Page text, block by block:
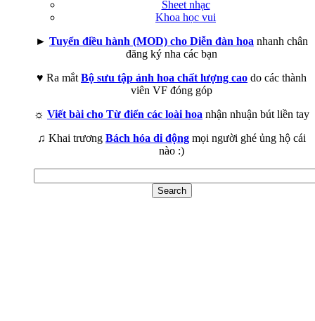
Sheet nhạc
Khoa học vui
► Tuyển điều hành (MOD) cho Diễn đàn hoa nhanh chân
đăng ký nha các bạn
♥ Ra mắt Bộ sưu tập ảnh hoa chất lượng cao do các thành
viên VF đóng góp
☼ Viết bài cho Từ điển các loài hoa nhận nhuận bút liền tay
♫ Khai trương Bách hóa di động mọi người ghé ủng hộ cái
nào :)